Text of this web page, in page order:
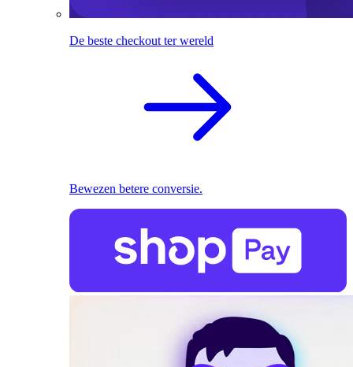
De beste checkout ter wereld
Bewezen betere conversie.